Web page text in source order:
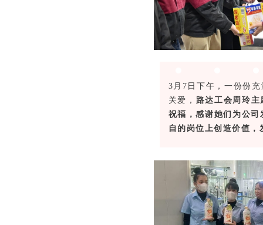
3月7日下午，一份份
关爱， 路达工会周玲
祝福，感谢她们为公
自的岗位上创造价值